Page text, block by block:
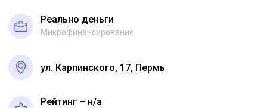
Реально деньги
Микрофинансирование
ул. Карпинского, 17, Пермь
Рейтинг – н/a